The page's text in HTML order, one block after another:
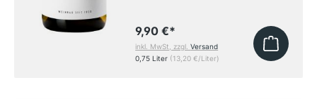
9,90 €*
inkl. MwSt, zzgl.Versand
0,75 Liter (13,20 €/Liter)